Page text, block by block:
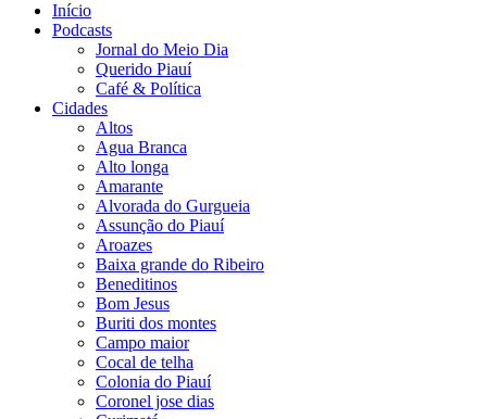
Início
Podcasts
Jornal do Meio Dia
Querido Piauí
Café & Política
Cidades
Altos
Agua Branca
Alto longa
Amarante
Alvorada do Gurgueia
Assunção do Piauí
Aroazes
Baixa grande do Ribeiro
Beneditinos
Bom Jesus
Buriti dos montes
Campo maior
Cocal de telha
Colonia do Piauí
Coronel jose dias